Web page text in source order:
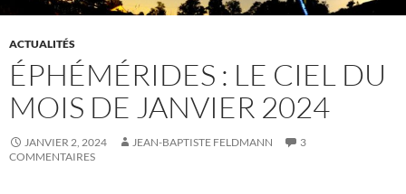
ACTUALITÉS
ÉPHÉMÉRIDES : LE CIEL DU
MOIS DE JANVIER 2024
JANVIER 2, 2024 JEAN-BAPTISTE FELDMANN
3
COMMENTAIRES